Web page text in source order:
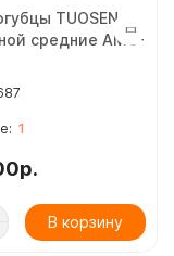
TUOSEN с
средние AMS-
1
В корзину